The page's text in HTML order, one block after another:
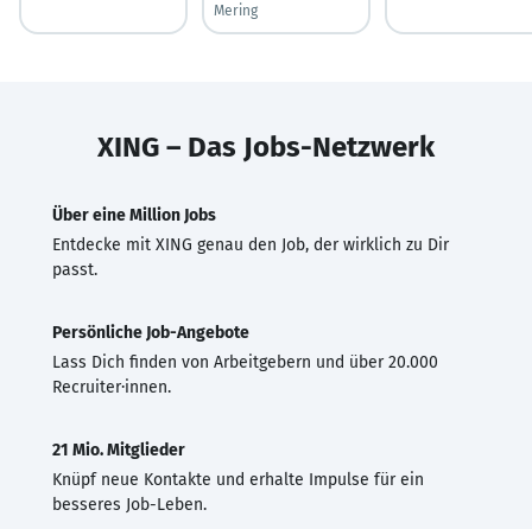
Mering
XING – Das Jobs-Netzwerk
Über eine Million Jobs
Entdecke mit XING genau den Job, der wirklich zu Dir
passt.
Persönliche Job-Angebote
Lass Dich finden von Arbeitgebern und über 20.000
Recruiter·innen.
21 Mio. Mitglieder
Knüpf neue Kontakte und erhalte Impulse für ein
besseres Job-Leben.